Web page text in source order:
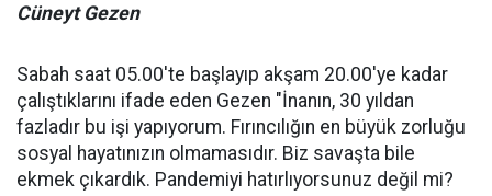
Cüneyt Gezen
Sabah saat 05.00'te başlayıp akşam 20.00'ye kadar
çalıştıklarını ifade eden Gezen "İnanın, 30 yıldan
fazladır bu işi yapıyorum. Fırıncılığın en büyük zorluğu
sosyal hayatınızın olmamasıdır. Biz savaşta bile
ekmek çıkardık. Pandemiyi hatırlıyorsunuz değil mi?